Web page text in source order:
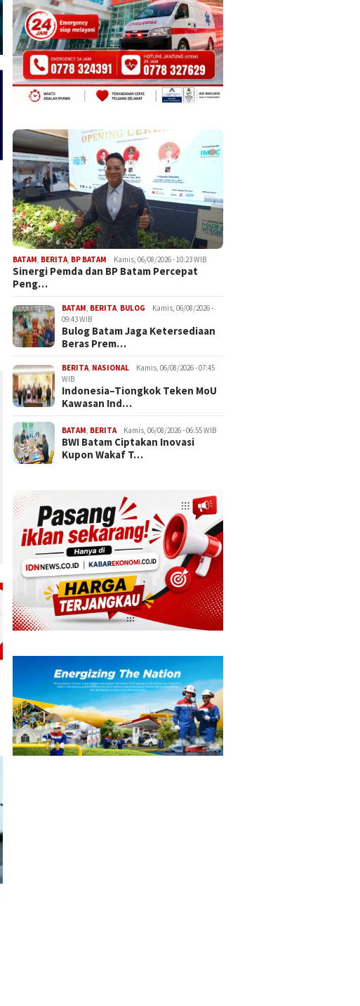
BATAM, BERITA, BP BATAM Kamis, 06/08/2026 - 10:23 WIB
Sinergi Pemda dan BP Batam Percepat
Peng…
BATAM, BERITA, BULOG
Kamis, 06/08/2026 -
09:43 WIB
Bulog Batam Jaga Ketersediaan
Beras Prem…
BERITA, NASIONAL
Kamis, 06/08/2026 - 07:45
WIB
Indonesia–Tiongkok Teken MoU
Kawasan Ind…
BATAM, BERITA Kamis, 06/08/2026 - 06:55 WIB
BWI Batam Ciptakan Inovasi
Kupon Wakaf T…